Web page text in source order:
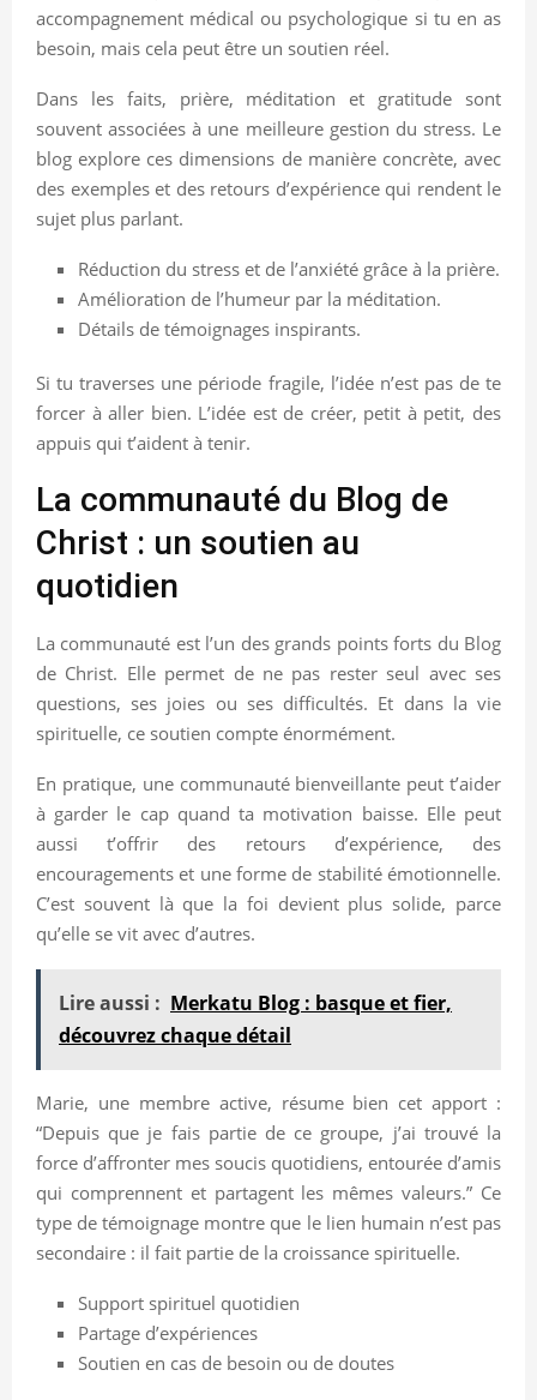
accompagnement médical ou psychologique si tu en as
besoin, mais cela peut être un soutien réel.
Dans les faits, prière, méditation et gratitude sont
souvent associées à une meilleure gestion du stress. Le
blog explore ces dimensions de manière concrète, avec
des exemples et des retours d’expérience qui rendent le
sujet plus parlant.
Réduction du stress et de l’anxiété grâce à la prière.
Amélioration de l’humeur par la méditation.
Détails de témoignages inspirants.
Si tu traverses une période fragile, l’idée n’est pas de te
forcer à aller bien. L’idée est de créer, petit à petit, des
appuis qui t’aident à tenir.
La communauté du Blog de
Christ : un soutien au
quotidien
La communauté est l’un des grands points forts du Blog
de Christ. Elle permet de ne pas rester seul avec ses
questions, ses joies ou ses difficultés. Et dans la vie
spirituelle, ce soutien compte énormément.
En pratique, une communauté bienveillante peut t’aider
à garder le cap quand ta motivation baisse. Elle peut
aussi t’offrir des retours d’expérience, des
encouragements et une forme de stabilité émotionnelle.
C’est souvent là que la foi devient plus solide, parce
qu’elle se vit avec d’autres.
Lire aussi : Merkatu Blog : basque et fier,
découvrez chaque détail
Marie, une membre active, résume bien cet apport :
“Depuis que je fais partie de ce groupe, j’ai trouvé la
force d’affronter mes soucis quotidiens, entourée d’amis
qui comprennent et partagent les mêmes valeurs.” Ce
type de témoignage montre que le lien humain n’est pas
secondaire : il fait partie de la croissance spirituelle.
Support spirituel quotidien
Partage d’expériences
Soutien en cas de besoin ou de doutes